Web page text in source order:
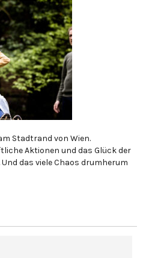
Stadtrand von Wien.
Aktionen und das Glück der
das viele Chaos drumherum